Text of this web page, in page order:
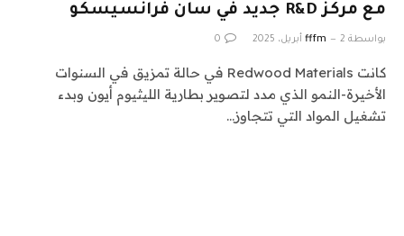
مع مركز R&D جديد في سان فرانسيسكو
بواسطة fffm 2 أبريل، 2025 0
كانت Redwood Materials في حالة تمزيق في السنوات
الأخيرة-النمو الذي مدد لتصوير بطارية الليثيوم أيون وبدء
تشغيل المواد التي تتجاوز…